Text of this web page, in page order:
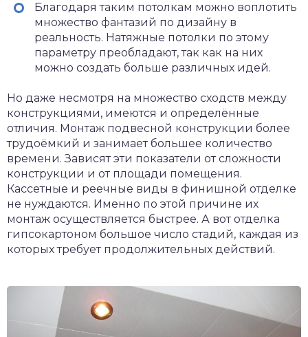
Благодаря таким потолкам можно воплотить
множество фантазий по дизайну в
реальность. Натяжные потолки по этому
параметру преобладают, так как на них
можно создать больше различных идей.
Но даже несмотря на множество сходств между
конструкциями, имеются и определённые
отличия. Монтаж подвесной конструкции более
трудоёмкий и занимает большее количество
времени. Зависят эти показатели от сложности
конструкции и от площади помещения.
Кассетные и реечные виды в финишной отделке
не нуждаются. Именно по этой причине их
монтаж осуществляется быстрее. А вот отделка
гипсокартоном большое число стадий, каждая из
которых требует продолжительных действий.